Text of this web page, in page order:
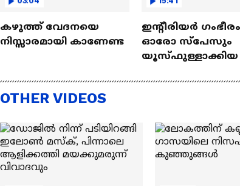
കഴുത്ത് വേദനയെ
നിസ്സാരമായി കാണേണ്ട
ഇന്റീരിയർ
ഓരോ സ്‌പേസും
യൂസ്ഫുള്ളാക്കിയ
OTHER VIDEOS